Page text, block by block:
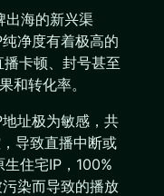
出海的新兴渠
净度有着极高的
卡顿、封号甚至
和转化率。
址极为敏感，共
导致直播中断或
住宅IP，100%
染而导致的播放